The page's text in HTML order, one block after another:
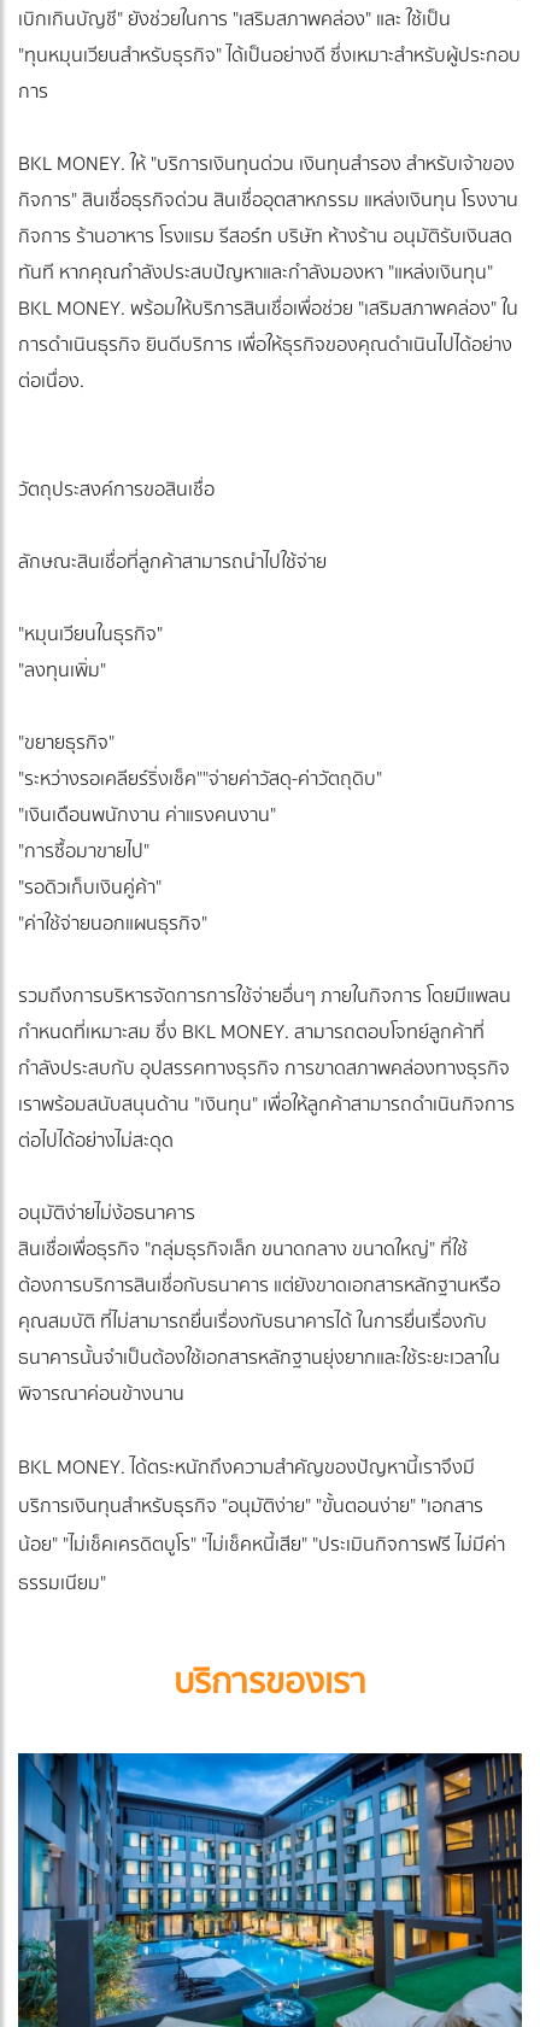
เบิกเกินบัญชี" ยังช่วยในการ "เสริมสภาพคล่อง" และ ใช้เป็น
"ทุนหมุนเวียนสำหรับธุรกิจ" ได้เป็นอย่างดี ซึ่งเหมาะสำหรับผู้ประกอบ
การ
BKL MONEY. ให้ "บริการเงินทุนด่วน เงินทุนสำรอง สำหรับเจ้าของ
กิจการ" สินเชื่อธุรกิจด่วน สินเชื่ออุตสาหกรรม แหล่งเงินทุน โรงงาน
กิจการ ร้านอาหาร โรงแรม รีสอร์ท บริษัท ห้างร้าน อนุมัติรับเงินสด
ทันที หากคุณกำลังประสบปัญหาและกำลังมองหา "แหล่งเงินทุน"
BKL MONEY. พร้อมให้บริการสินเชื่อเพื่อช่วย "เสริมสภาพคล่อง" ใน
การดำเนินธุรกิจ ยินดีบริการ เพื่อให้ธุรกิจของคุณดำเนินไปได้อย่าง
ต่อเนื่อง.
วัตถุประสงค์การขอสินเชื่อ
ลักษณะสินเชื่อที่ลูกค้าสามารถนำไปใช้จ่าย
"หมุนเวียนในธุรกิจ"
"ลงทุนเพิ่ม"
"ขยายธุรกิจ"
"ระหว่างรอเคลียร์ริ่งเช็ค""จ่ายค่าวัสดุ-ค่าวัตถุดิบ"
"เงินเดือนพนักงาน ค่าแรงคนงาน"
"การซื้อมาขายไป"
"รอดิวเก็บเงินคู่ค้า"
"ค่าใช้จ่ายนอกแผนธุรกิจ"
รวมถึงการบริหารจัดการการใช้จ่ายอื่นๆ ภายในกิจการ โดยมีแพลน
กำหนดที่เหมาะสม ซึ่ง BKL MONEY. สามารถตอบโจทย์ลูกค้าที่
กำลังประสบกับ อุปสรรคทางธุรกิจ การขาดสภาพคล่องทางธุรกิจ
เราพร้อมสนับสนุนด้าน "เงินทุน" เพื่อให้ลูกค้าสามารถดำเนินกิจการ
ต่อไปได้อย่างไม่สะดุด
อนุมัติง่ายไม่ง้อธนาคาร
สินเชื่อเพื่อธุรกิจ "กลุ่มธุรกิจเล็ก ขนาดกลาง ขนาดใหญ่" ที่ใช้
ต้องการบริการสินเชื่อกับธนาคาร แต่ยังขาดเอกสารหลักฐานหรือ
คุณสมบัติ ที่ไม่สามารถยื่นเรื่องกับธนาคารได้ ในการยื่นเรื่องกับ
ธนาคารนั้นจำเป็นต้องใช้เอกสารหลักฐานยุ่งยากและใช้ระยะเวลาใน
พิจารณาค่อนข้างนาน
BKL MONEY. ได้ตระหนักถึงความสำคัญของปัญหานี้เราจึงมี
บริการเงินทุนสำหรับธุรกิจ "อนุมัติง่าย" "ขั้นตอนง่าย" "เอกสาร
น้อย" "ไม่เช็คเครดิตบูโร" "ไม่เช็คหนี้เสีย" "ประเมินกิจการฟรี ไม่มีค่า
ธรรมเนียม"
บริการของเรา